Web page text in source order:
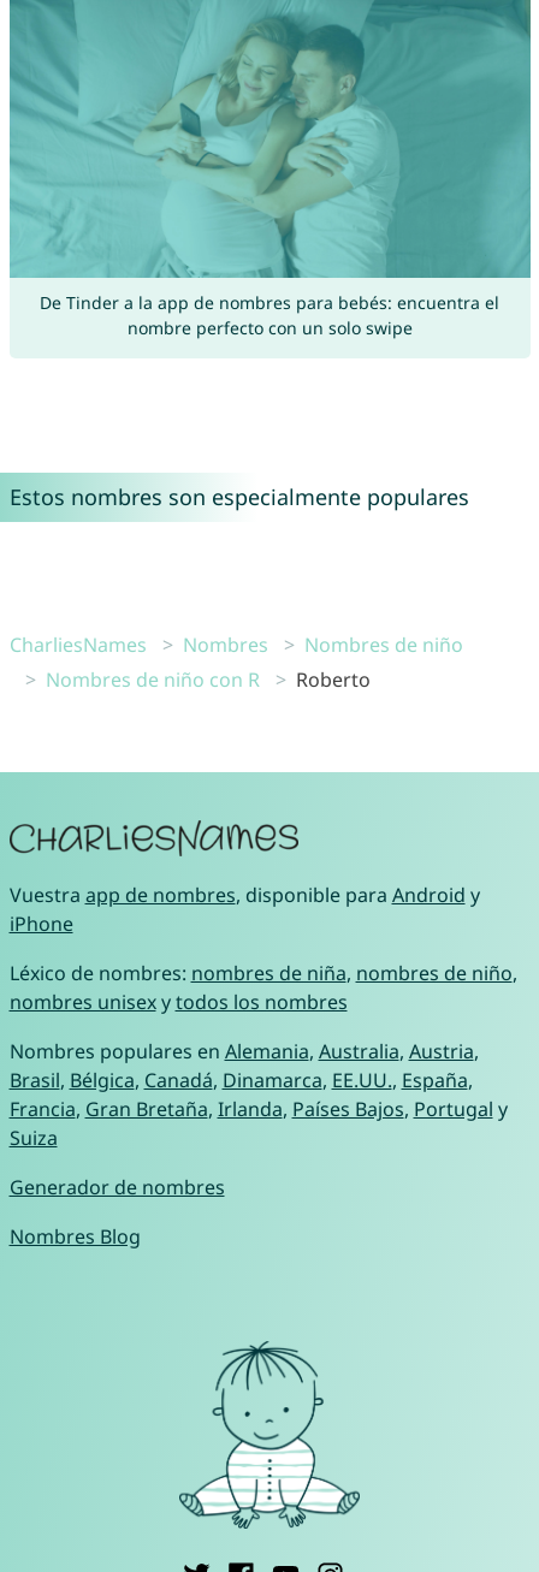
De Tinder a la app de nombres para bebés: encuentra el
nombre perfecto con un solo swipe
Estos nombres son especialmente populares
CharliesNames Nombres
Nombres de niño
Nombres de niño con R
Roberto
Vuestra app de nombres, disponible para Android y
iPhone
Léxico de nombres: nombres de niña, nombres de niño,
nombres unisexytodos los nombres
Nombres populares en Alemania, Australia, Austria,
Brasil, Bélgica, Canadá, Dinamarca, EE.UU., España,
Francia, Gran Bretaña, Irlanda, Países Bajos, Portugal y
Suiza
Generador de nombres
Nombres Blog